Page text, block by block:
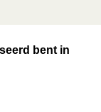
Plaats het
bent in